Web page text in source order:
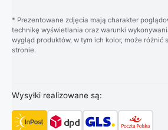
* Prezentowane zdjęcia mają charakter
technikę wyświetlania oraz warunki
wygląd produktów, w tym ich kolor, może różnić
stronie.
Wysyłki realizowane są: